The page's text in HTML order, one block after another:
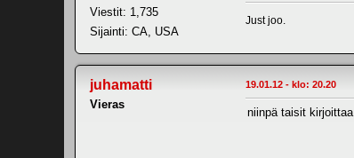
Viestit: 1,735
Sijainti: CA, USA
Just joo.
juhamatti
Vieras
19.01.12 - klo: 20.20
niinpä taisit kirjoittaa